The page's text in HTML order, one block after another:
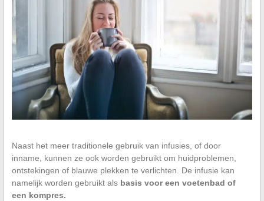
Naast het meer traditionele gebruik van infusies, of door
inname, kunnen ze ook worden gebruikt om huidproblemen,
ontstekingen of blauwe plekken te verlichten. De infusie kan
namelijk worden gebruikt als basis voor een voetenbad of
een kompres.